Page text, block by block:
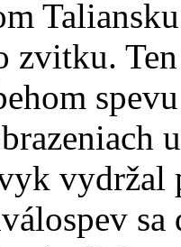
zvitku.